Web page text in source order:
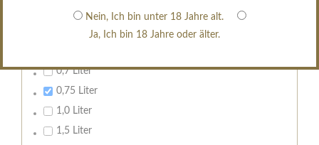
Nein, Ich bin unter 18 Jahre alt.
Ja, Ich bin 18 Jahre oder älter.
0,7 Liter
0,75 Liter
1,0 Liter
1,5 Liter